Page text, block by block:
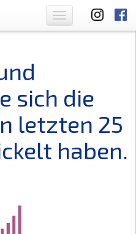
Toggle
navigation
sich die
letzten 25
haben.